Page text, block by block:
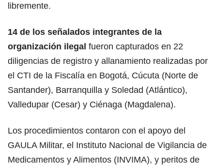
libremente.
14 de los señalados integrantes de la
organización ilegal fueron capturados en 22
diligencias de registro y allanamiento realizadas por
el CTI de la Fiscalía en Bogotá, Cúcuta (Norte de
Santander), Barranquilla y Soledad (Atlántico),
Valledupar (Cesar) y Ciénaga (Magdalena).
Los procedimientos contaron con el apoyo del
GAULA Militar, el Instituto Nacional de Vigilancia de
Medicamentos y Alimentos (INVIMA), y peritos de